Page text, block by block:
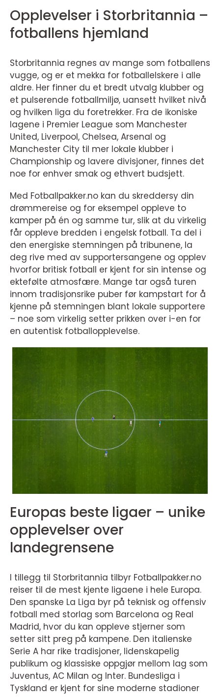
Opplevelser i Storbritannia –
fotballens hjemland
Storbritannia regnes av mange som fotballens
vugge, og er et mekka for fotballelskere i alle
aldre. Her finner du et bredt utvalg klubber og
et pulserende fotballmiljø, uansett hvilket nivå
og hvilken liga du foretrekker. Fra de ikoniske
lagene i Premier League som Manchester
United, Liverpool, Chelsea, Arsenal og
Manchester City til mer lokale klubber i
Championship og lavere divisjoner, finnes det
noe for enhver smak og ethvert budsjett.
Med Fotballpakker.no kan du skreddersy din
drømmereise og for eksempel oppleve to
kamper på én og samme tur, slik at du virkelig
får oppleve bredden i engelsk fotball. Ta del i
den energiske stemningen på tribunene, la
deg rive med av supportersangene og opplev
hvorfor britisk fotball er kjent for sin intense og
ektefølte atmosfære. Mange tar også turen
innom tradisjonsrike puber før kampstart for å
kjenne på stemningen blant lokale supportere
– noe som virkelig setter prikken over i-en for
en autentisk fotballopplevelse.
Europas beste ligaer – unike
opplevelser over
landegrensene
I tillegg til Storbritannia tilbyr Fotballpakker.no
reiser til de mest kjente ligaene i hele Europa.
Den spanske La Liga byr på teknisk og offensiv
fotball med storlag som Barcelona og Real
Madrid, hvor du kan oppleve stjerner som
setter sitt preg på kampene. Den italienske
Serie A har rike tradisjoner, lidenskapelig
publikum og klassiske oppgjør mellom lag som
Juventus, AC Milan og Inter. Bundesliga i
Tyskland er kjent for sine moderne stadioner